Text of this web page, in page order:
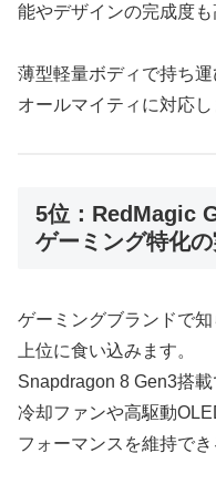
能やデザインの完成度も
薄型軽量ボディで持ち
オールマイティに対応し
5位：RedMagic
ゲーミング特化
ゲーミングブランドで
上位に食い込みます。
Snapdragon 8 Gen3搭
冷却ファンや高駆動
フォーマンスを維持でき